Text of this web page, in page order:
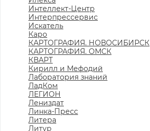
Интеллект-Центр
Интерпрессервис
Искатель
Каро
КАРТОГРАФИЯ. НОВОСИБИРСК
КАРТОГРАФИЯ. ОМСК
КВАРТ
Кирилл и Мефодий
Лаборатория знаний
ЛадКом
ЛЕГИОН
Лениздат
Линка-Пресс
Литера
Литур